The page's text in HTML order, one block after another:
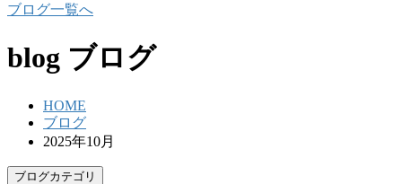
ブログ一覧へ
blog ブログ
HOME
ブログ
2025年10月
ブログカテゴリ